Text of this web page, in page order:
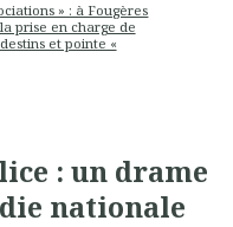
» : à Fougères
prise en charge de
et pointe «
: un drame
nationale